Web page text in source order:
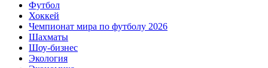
Футбол
Хоккей
Чемпионат мира по футболу 2026
Шахматы
Шоу-бизнес
Экология